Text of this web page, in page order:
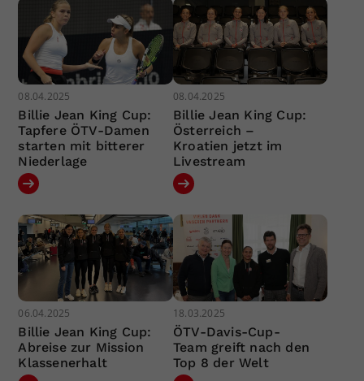
08.04.2025
Billie Jean King Cup:
Tapfere ÖTV-Damen
starten mit bitterer
Niederlage
08.04.2025
Billie Jean King Cup:
Österreich –
Kroatien jetzt im
Livestream
06.04.2025
Billie Jean King Cup:
Abreise zur Mission
Klassenerhalt
18.03.2025
ÖTV-Davis-Cup-
Team greift nach den
Top 8 der Welt